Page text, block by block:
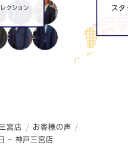
ップページ
宮店
お客様の声
– 神戸三宮店